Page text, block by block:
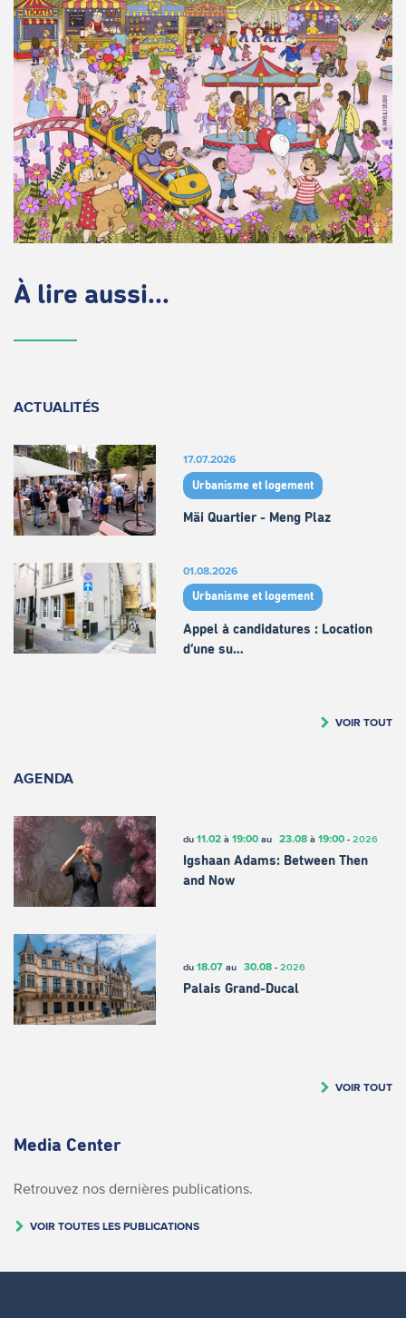
À lire aussi...
ACTUALITÉS
17.07.2026
Urbanisme et logement
Mäi Quartier - Meng Plaz
01.08.2026
Urbanisme et logement
Appel à candidatures : Location
d’une su…
VOIR TOUT
AGENDA
du 11.02à 19:00au 23.08à 19:00- 2026
Igshaan Adams: Between Then
and Now
du 18.07au 30.08- 2026
Palais Grand-Ducal
VOIR TOUT
Media Center
Retrouvez nos dernières publications.
VOIR TOUTES LES PUBLICATIONS